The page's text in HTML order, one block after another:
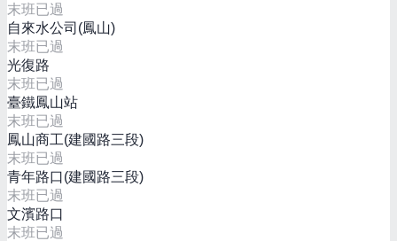
末班已過
自來水公司(鳳山)
末班已過
光復路
末班已過
臺鐵鳳山站
末班已過
鳳山商工(建國路三段)
末班已過
青年路口(建國路三段)
末班已過
文濱路口
末班已過